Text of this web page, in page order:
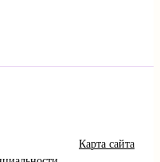
Карта сайта